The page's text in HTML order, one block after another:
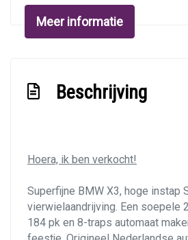
Koplampen adaptief
Led achterlichten
Lichtmetalen velgen multi-
Ruitensproeiers/wisserbladen
Warmtewerend glas
Meer informatie
Beschrijving
Hoera, ik ben verkocht!
Superfijne BMW X3, hoge instap
vierwielaandrijving. Een soepele
184 pk en 8-traps automaat